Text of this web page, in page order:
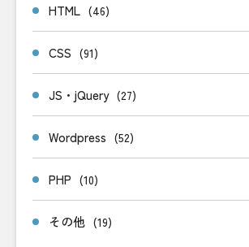
HTML (46)
CSS (91)
JS・jQuery (27)
Wordpress (52)
PHP (10)
その他 (19)